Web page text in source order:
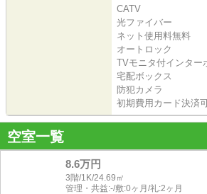
CATV
光ファイバー
ネット使用料無料
オートロック
TVモニタ付インター
宅配ボックス
防犯カメラ
初期費用カード決済
空室一覧
8.6万円
3階/1K/24.69㎡
管理・共益:-/敷:0ヶ月/礼:2ヶ月